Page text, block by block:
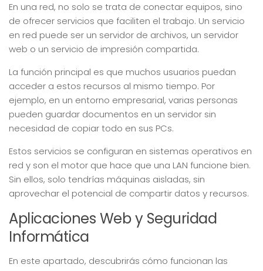
En una red, no solo se trata de conectar equipos, sino
de ofrecer servicios que faciliten el trabajo. Un servicio
en red puede ser un servidor de archivos, un servidor
web o un servicio de impresión compartida.
La función principal es que muchos usuarios puedan
acceder a estos recursos al mismo tiempo. Por
ejemplo, en un entorno empresarial, varias personas
pueden guardar documentos en un servidor sin
necesidad de copiar todo en sus PCs.
Estos servicios se configuran en sistemas operativos en
red y son el motor que hace que una LAN funcione bien.
Sin ellos, solo tendrías máquinas aisladas, sin
aprovechar el potencial de compartir datos y recursos.
Aplicaciones Web y Seguridad
Informática
En este apartado, descubrirás cómo funcionan las